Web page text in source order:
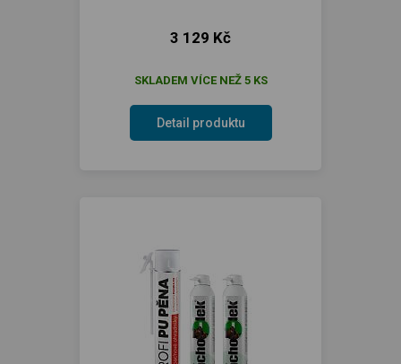
3 129 Kč
SKLADEM VÍCE NEŽ 5 KS
Detail produktu